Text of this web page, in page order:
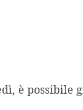
è possibile